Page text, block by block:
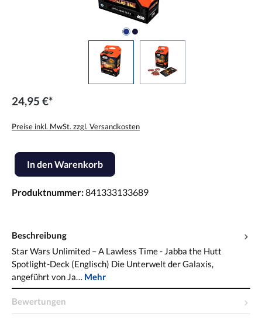
24,95 €*
Preise inkl. MwSt. zzgl. Versandkosten
Produkt Anzahl: Gib den gewünschten Wert ein oder benutze die
In den Warenkorb
Produktnummer:841333133689
Beschreibung
Star Wars Unlimited – A Lawless Time - Jabba the Hutt
Spotlight-Deck (Englisch) Die Unterwelt der Galaxis,
angeführt von Ja… Mehr
Bewertungen